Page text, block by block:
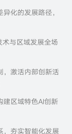
化的发展路径，
与区域发展全场
，激活内部创新活
建区域特色AI创新
，夯实智能化发展